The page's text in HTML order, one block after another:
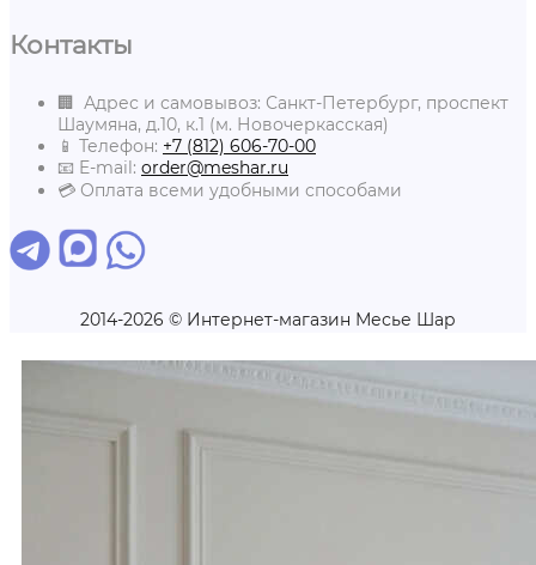
Контакты
🏢 Адрес и самовывоз: Санкт-Петербург, проспект
Шаумяна, д.10, к.1 (м. Новочеркасская)
📱 Телефон: +7 (812) 606-70-00
📧 E-mail: order@meshar.ru
💳 Оплата всеми удобными способами
2014-2026 © Интернет-магазин Месье Шар